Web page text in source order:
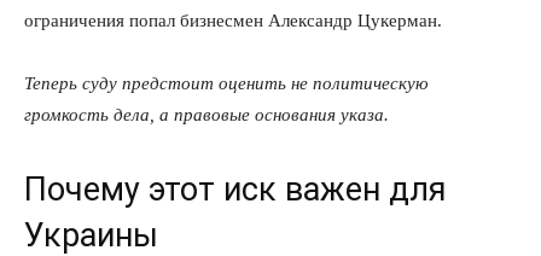
ограничения попал бизнесмен Александр Цукерман.
Теперь суду предстоит оценить не политическую
громкость дела, а правовые основания указа.
Почему этот иск важен для
Украины